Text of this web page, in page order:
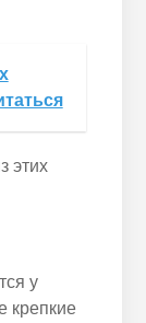
этих
у
крепкие